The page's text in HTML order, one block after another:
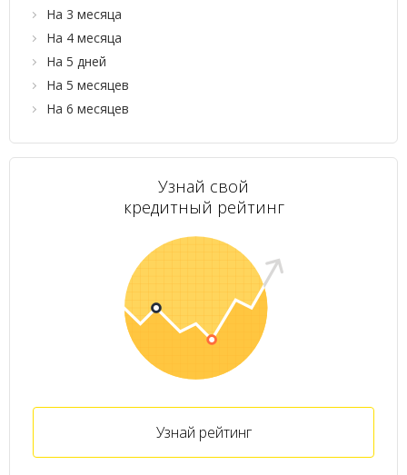
На 3 месяца
На 4 месяца
На 5 дней
На 5 месяцев
На 6 месяцев
Узнай свой
кредитный рейтинг
Узнай рейтинг